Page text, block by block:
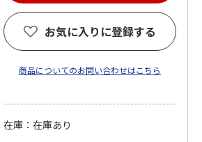
お気に入りに登録する
商品についてのお問い合わせはこちら
在庫：在庫あり